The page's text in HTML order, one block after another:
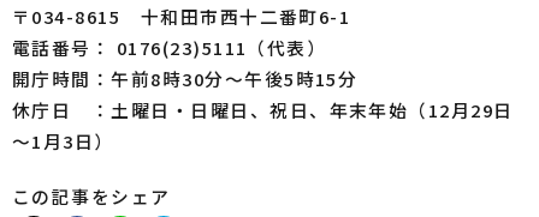
〒034-8615 十和田市西十二番町6-1
電話番号： 0176(23)5111（代表）
開庁時間：午前8時30分～午後5時15分
休庁日 ：土曜日・日曜日、祝日、年末年始（12月29日
～1月3日）
この記事をシェア